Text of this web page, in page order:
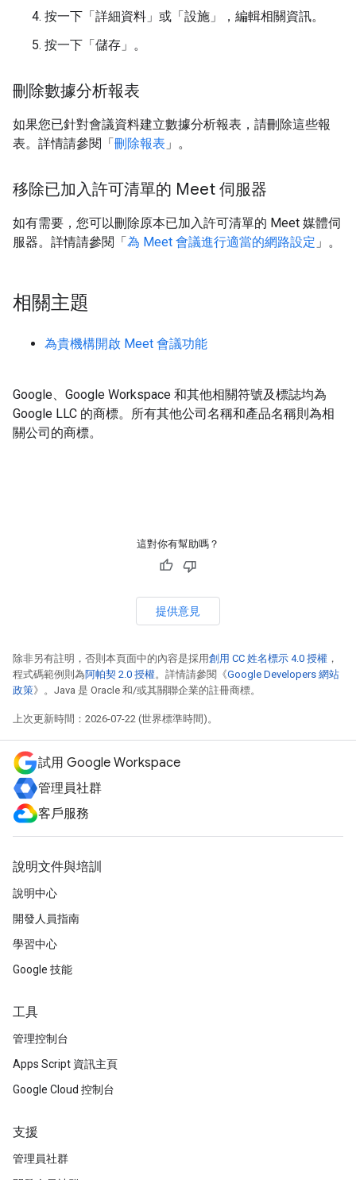
按一下「詳細資料」 或「設施」
，編輯相關資訊。
按一下「儲存」 。
刪除數據分析報表
如果您已針對會議資料建立數據分析報表，請刪除這些報
表。詳情請參閱「刪除報表 」。
移除已加入許可清單的 Meet 伺服器
如有需要，您可以刪除原本已加入許可清單的 Meet 媒體伺
服器。詳情請參閱「為 Meet 會議進行適當的網路設定 」。
相關主題
為貴機構開啟 Meet 會議功能
Google、Google Workspace 和其他相關符號及標誌均為
Google LLC 的商標。 所有其他公司名稱和產品名稱則為相
關公司的商標。
這對你有幫助嗎？
提供意見
除非另有註明，否則本頁面中的內容是採用創用 CC 姓名標示 4.0 授權 ，
程式碼範例則為阿帕契 2.0 授權。詳情請參閱《Google Developers 網站
政策》。Java 是 Oracle 和/或其關聯企業的註冊商標。
上次更新時間：2026-07-22 (世界標準時間)。
試用 Google Workspace
管理員社群
客戶服務
說明文件與培訓
說明中心
開發人員指南
學習中心
Google 技能
工具
管理控制台
Apps Script 資訊主頁
Google Cloud 控制台
支援
管理員社群